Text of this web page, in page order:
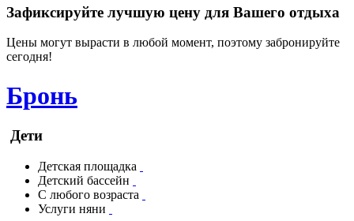
Зафиксируйте лучшую цену для Вашего отдыха
Цены могут вырасти в любой момент, поэтому забронируйте
сегодня!
Бронь
Дети
Детская площадка
Детский бассейн
С любого возраста
Услуги няни